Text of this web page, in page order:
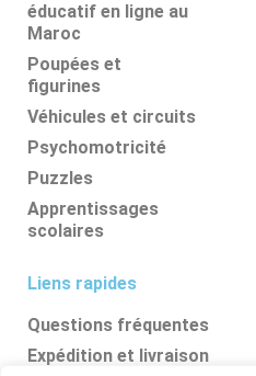
éducatif en ligne au
Maroc
Poupées et
figurines
Véhicules et circuits
Psychomotricité
Puzzles
Apprentissages
scolaires
Liens rapides
Questions fréquentes
Expédition et livraison